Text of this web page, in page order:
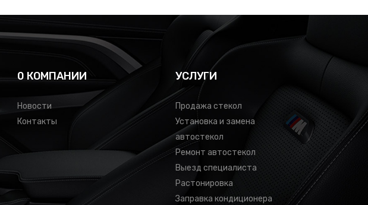
0 КОМПАНИИ
Новости
Контакты
УСЛУГИ
Продажа стекол
Установка и замена
автостекол
Ремонт автостекол
Выезд специалиста
Растонировка
Заправка кондиционера